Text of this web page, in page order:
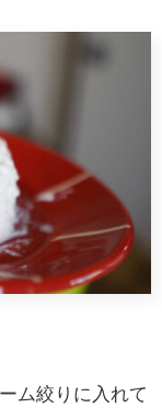
ム絞りに入れて